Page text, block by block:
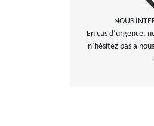
NOUS
En cas d’urgence,
n’hésitez pas à